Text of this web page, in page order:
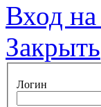
Вход на
Закрыть
Логин